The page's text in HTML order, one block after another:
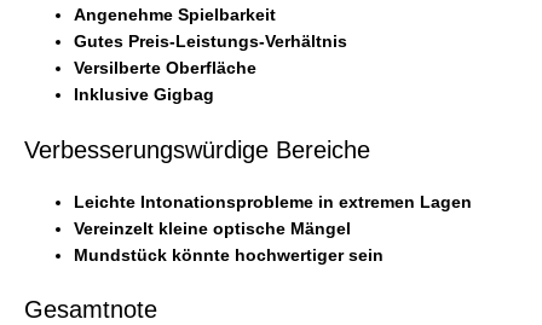
Angenehme Spielbarkeit
Gutes Preis-Leistungs-Verhältnis
Versilberte Oberfläche
Inklusive Gigbag
Verbesserungswürdige Bereiche
Leichte Intonationsprobleme in extremen Lagen
Vereinzelt kleine optische Mängel
Mundstück könnte hochwertiger sein
Gesamtnote